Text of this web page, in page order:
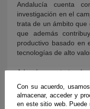
Andalucía cuenta
investigación en el
trata de un ámbito que
que además
productivo basado en
tecnologías de alto
Además, se trata
comunicación, junto
científico, la
Con su acuerdo,
almacenar, acceder y
en este sitio web. Puede